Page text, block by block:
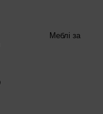
Меблі за